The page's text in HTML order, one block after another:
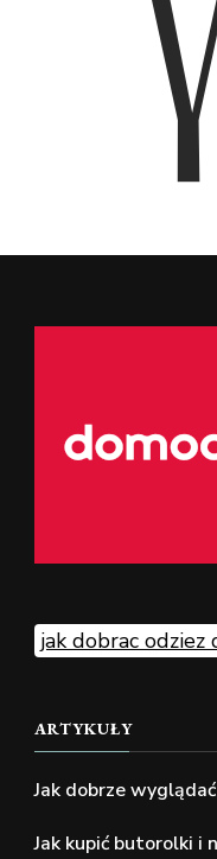
jak dobrac
ARTYKUŁY
Jak dobrze
Jak kupić butorolki i